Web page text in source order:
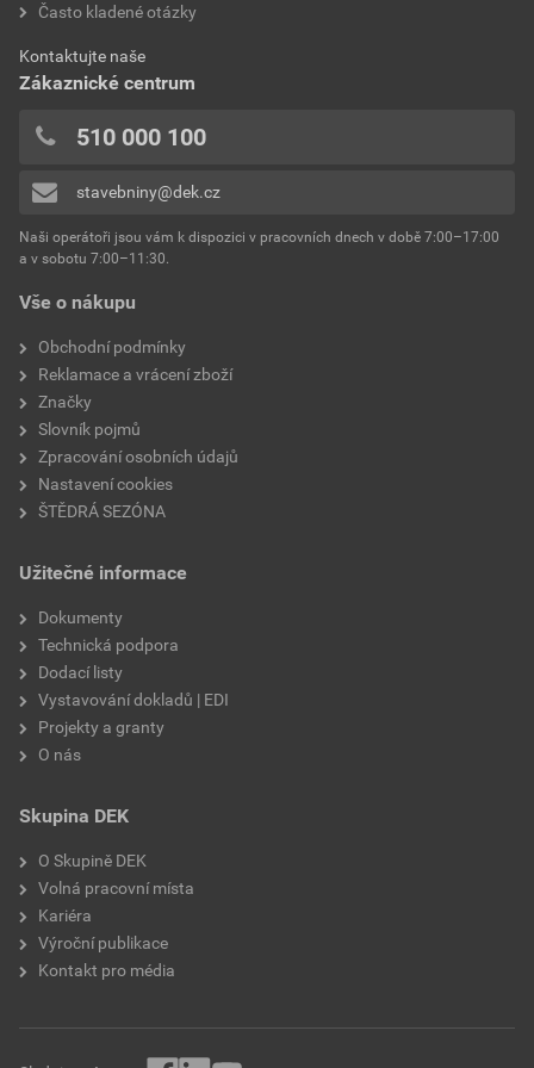
bez DPH za kg
Dokumenty výrobce
Environmentální prohlášení výrobku
Stáhnout
Velikost
spotřeba
výrobce
typ
reakce na oheň
součinitel tepelné vodivosti0,8 W/mK
teplota zpracování
hmotnost
typ výrobku
faktor difuzního odporu
materiálová báze
Přidávat hodnocení může pouze přihlášený uživatel.
Vše o nákupu
Obchodní podmínky
Reklamace a vrácení zboží
Značky
Slovník pojmů
Zpracování osobních údajů
Nastavení cookies
ŠTĚDRÁ SEZÓNA
Užitečné informace
Dokumenty
Technická podpora
Dodací listy
Vystavování dokladů | EDI
Projekty a granty
O nás
Skupina DEK
O Skupině DEK
Volná pracovní místa
Kariéra
Výroční publikace
Kontakt pro média
Často kladené otázky
Kontaktujte naše
Zákaznické centrum
510 000 100
stavebniny@dek.cz
Naši operátoři jsou vám k dispozici v pracovních dnech v době 7:00–17:00
a v sobotu 7:00–11:30.